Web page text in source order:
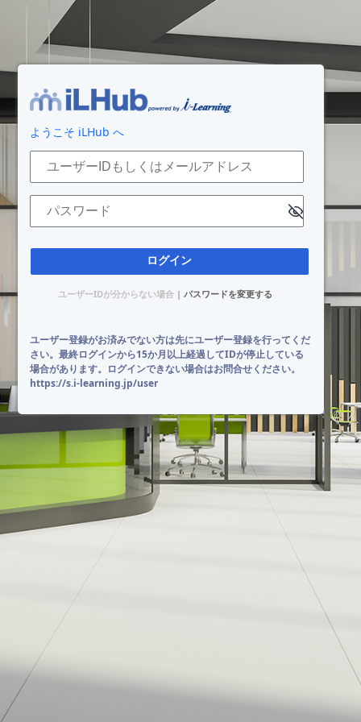
ログイン
ようこそ iLHub へ
ユーザーIDもしくはメールアドレス
パスワード
ユーザーIDが分からない場合 | パスワードを変更する
ユーザー登録がお済みでない方は先にユーザー登録を行ってくだ
さい。最終ログインから15か月以上経過してIDが停止している
場合があります。ログインできない場合はお問合せください。
https://s.i-learning.jp/user